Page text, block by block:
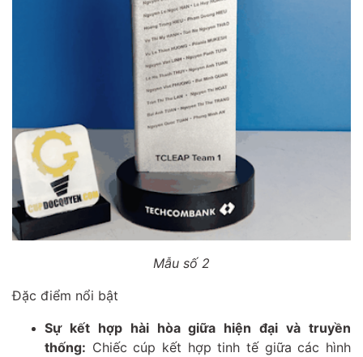
Mẫu số 2
Đặc điểm nổi bật
Sự kết hợp hài hòa giữa hiện đại và truyền
thống: Chiếc cúp kết hợp tinh tế giữa các hình